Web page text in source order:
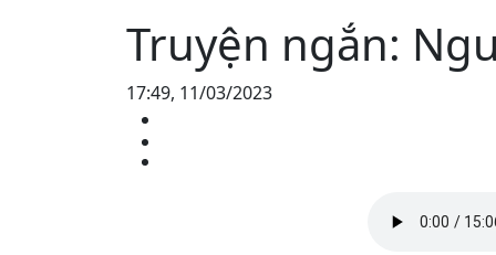
Truyện ngắn:
17:49, 11/03/2023